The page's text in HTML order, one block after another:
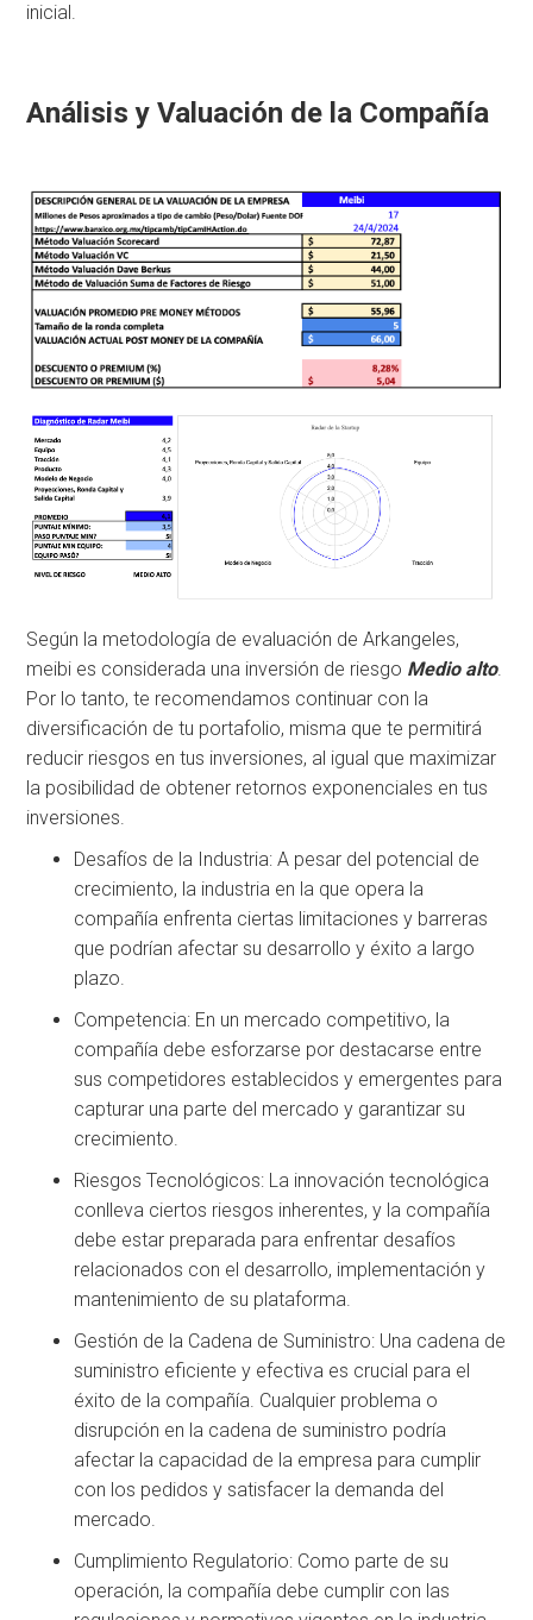
inicial.
Análisis y Valuación de la Compañía
Según la metodología de evaluación de Arkangeles,
meibi es considerada una inversión de riesgo Medio alto.
Por lo tanto, te recomendamos continuar con la
diversificación de tu portafolio, misma que te permitirá
reducir riesgos en tus inversiones, al igual que maximizar
la posibilidad de obtener retornos exponenciales en tus
inversiones.
Desafíos de la Industria: A pesar del potencial de
crecimiento, la industria en la que opera la
compañía enfrenta ciertas limitaciones y barreras
que podrían afectar su desarrollo y éxito a largo
plazo.
Competencia: En un mercado competitivo, la
compañía debe esforzarse por destacarse entre
sus competidores establecidos y emergentes para
capturar una parte del mercado y garantizar su
crecimiento.
Riesgos Tecnológicos: La innovación tecnológica
conlleva ciertos riesgos inherentes, y la compañía
debe estar preparada para enfrentar desafíos
relacionados con el desarrollo, implementación y
mantenimiento de su plataforma.
Gestión de la Cadena de Suministro: Una cadena de
suministro eficiente y efectiva es crucial para el
éxito de la compañía. Cualquier problema o
disrupción en la cadena de suministro podría
afectar la capacidad de la empresa para cumplir
con los pedidos y satisfacer la demanda del
mercado.
Cumplimiento Regulatorio: Como parte de su
operación, la compañía debe cumplir con las